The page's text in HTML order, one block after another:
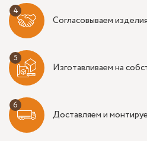
Согласовываем изделия
Изготавливаем на
Доставляем и